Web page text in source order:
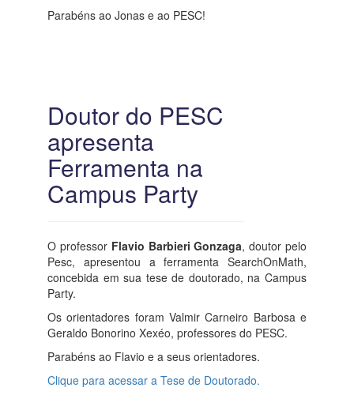
Parabéns ao Jonas e ao PESC!
Doutor do PESC
apresenta
Ferramenta na
Campus Party
O professor Flavio Barbieri Gonzaga, doutor pelo
Pesc, apresentou a ferramenta SearchOnMath,
concebida em sua tese de doutorado, na Campus
Party.
Os orientadores foram Valmir Carneiro Barbosa e
Geraldo Bonorino Xexéo, professores do PESC.
Parabéns ao Flavio e a seus orientadores.
Clique para acessar a Tese de Doutorado.